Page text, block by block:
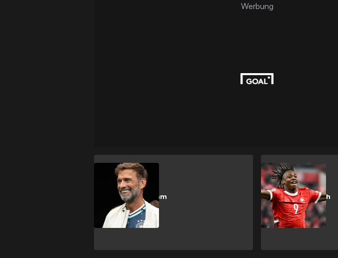
Premier League
Klopp war von ihm
begeistert:
ManUnited holt
Mittelfeldstar
Bundesliga
Er will nicht nach
Newcastle:
Spektakuläre
Wende bei
Manzambi?